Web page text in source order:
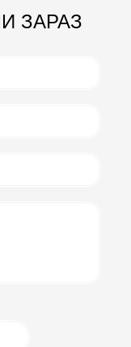
ЗАРАЗ